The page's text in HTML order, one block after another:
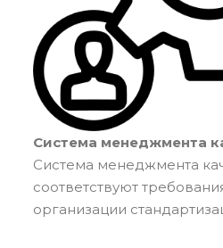
Система менеджмента
Система менеджмента
соответствуют
организации